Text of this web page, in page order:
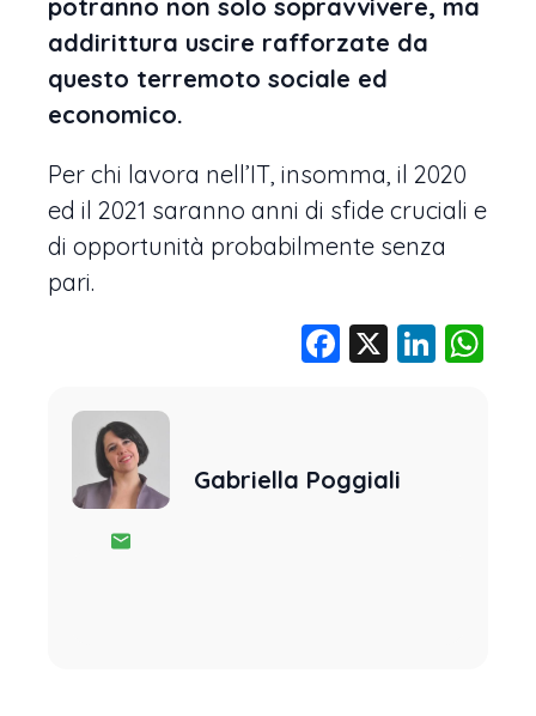
potranno non solo sopravvivere, ma
addirittura uscire rafforzate da
questo terremoto sociale ed
economico.
Per chi lavora nell’IT, insomma, il 2020
ed il 2021 saranno anni di sfide cruciali e
di opportunità probabilmente senza
pari.
Facebook
X
Gabriella Poggiali